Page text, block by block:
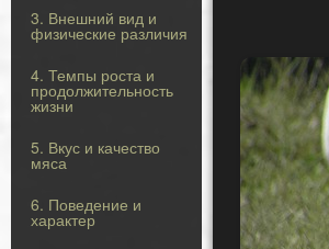
3. Внешний вид и
физические различия
4. Темпы роста и
продолжительность
жизни
5. Вкус и качество
мяса
6. Поведение и
характер